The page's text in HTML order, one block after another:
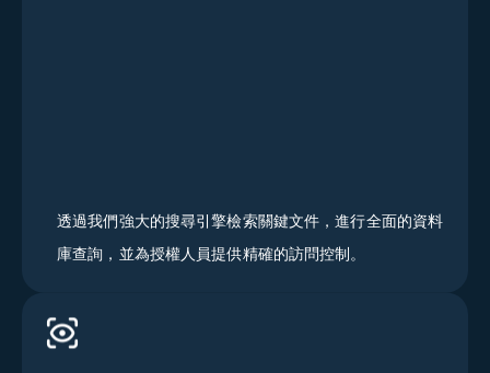
透過我們強大的搜尋引擎檢索關鍵文件，進行全面的資料
庫查詢，並為授權人員提供精確的訪問控制。